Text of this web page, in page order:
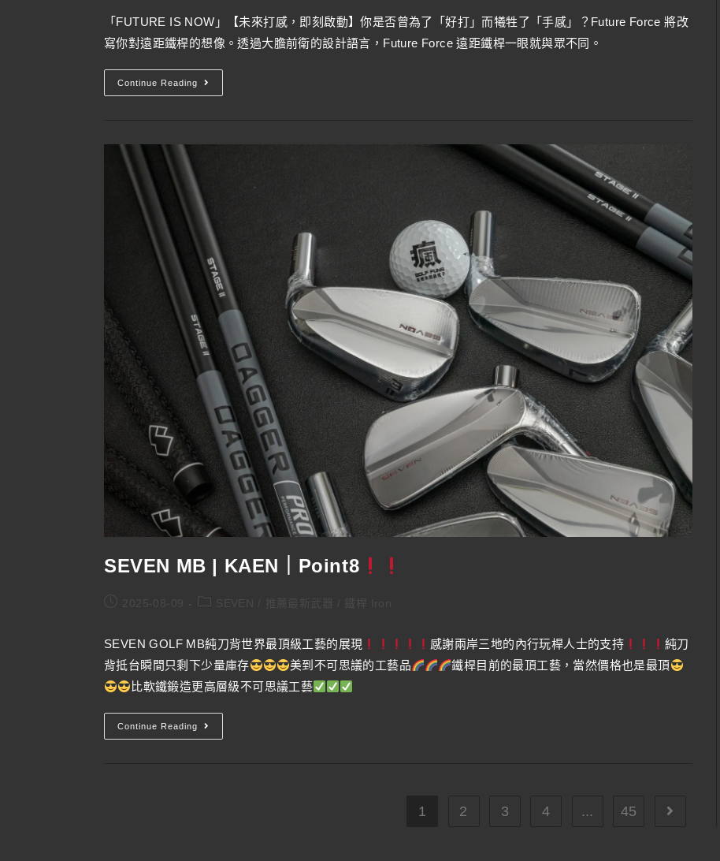
「FUTURE IS NOW」【未來打感，即刻啟動】你是否曾為了「好打」而犧牲了「手感」？Future Force 將改
寫你對遠距鐵桿的想像。透過大膽前衛的設計語言，Future Force 遠距鐵桿一眼就與眾不同。
Continue Reading
SEVEN MB | KAEN｜Point8
2025-08-09 鐵桿 Iron
SEVEN GOLF MB純刀背世界最頂級工藝的展現 感謝兩岸三地的內行玩桿人士的支持
純刀
背抵台瞬間只剩下少量庫存
美到不可思議的工藝品
鐵桿目前的最頂工藝，當然價格也是最頂
比軟鐵鍛造更高層級不可思議工藝
Continue Reading
1 2 3 4 ... 45